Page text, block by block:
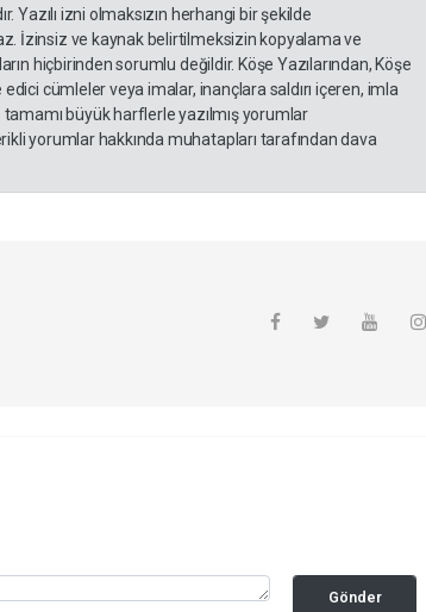
Yazılı izni olmaksızın herhangi bir şekilde
İzinsiz ve kaynak belirtilmeksizin kopyalama ve
hiçbirinden sorumlu değildir. Köşe Yazılarından, Köşe
cümleler veya imalar, inançlara saldırı içeren, imla
tamamı büyük harflerle yazılmış yorumlar
yorumlar hakkında muhatapları tarafından dava
Gönder